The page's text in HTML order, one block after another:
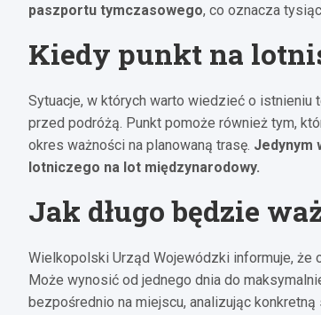
paszportu tymczasowego, co oznacza
Kiedy punkt na
Sytuacje, w których warto wiedzieć o
przed podróżą. Punkt pomoże również tym,
okres ważności na planowaną trasę. Jedynym
lotniczego na lot międzynarodowy.
Jak długo będzie
Wielkopolski Urząd Wojewódzki informuje,
Może wynosić od jednego dnia do
bezpośrednio na miejscu, analizując